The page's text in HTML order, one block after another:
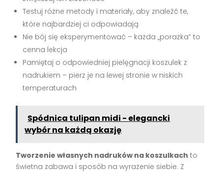
Testuj różne metody i materiały, aby znaleźć te,
które najbardziej ci odpowiadają
Nie bój się eksperymentować – każda „porażka” to
cenna lekcja
Pamiętaj o odpowiedniej pielęgnacji koszulek z
nadrukiem – pierz je na lewej stronie w niskich
temperaturach
Spódnica tulipan midi - elegancki
wybór na każdą okazję
Tworzenie własnych nadruków na koszulkach to
świetna zabawa i sposób na wyrażenie siebie. Z